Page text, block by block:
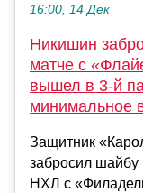
16:00, 14 Дек
Никишин
матче с
вышел в 3-й
минимальное
Защитник
забросил шайбу
НХЛ с